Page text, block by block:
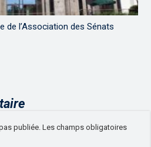
de l’Association des Sénats
publiée. Les champs obligatoires